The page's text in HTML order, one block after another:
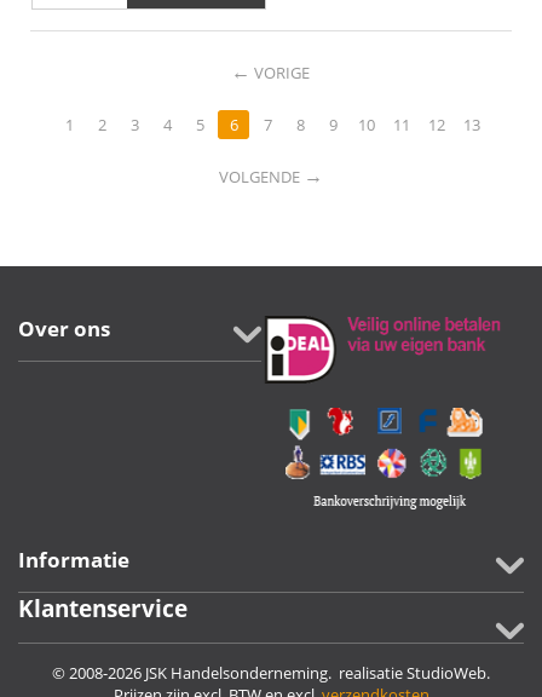
← VORIGE
1 2 3 4 5 6 7 8 9 10 11 12 13
VOLGENDE →
Over ons
Informatie
Klantenservice
© 2008-2026 JSK Handelsonderneming. realisatieStudioWeb.